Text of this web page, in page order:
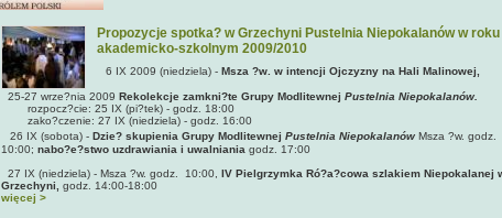
Propozycje spotka? w Grzechyni Pustelnia Niepokalanów w roku
akademicko-szkolnym 2009/2010
6 IX 2009 (niedziela) - Msza ?w. w intencji Ojczyzny na Hali Malinowej,
25-27 wrze?nia 2009 Rekolekcje zamkni?te Grupy Modlitewnej Pustelnia Niepokalanów.
rozpocz?cie: 25 IX (pi?tek) - godz. 18:00
zako?czenie: 27 IX (niedziela) - godz. 16:00
26 IX (sobota) - Dzie? skupienia Grupy Modlitewnej Pustelnia Niepokalanów Msza ?w. godz.
10:00; nabo?e?stwo uzdrawiania i uwalniania godz. 17:00
27 IX (niedziela) - Msza ?w. godz. 10:00, IV Pielgrzymka Ró?a?cowa szlakiem Niepokalanej
Grzechyni, godz. 14:00-18:00
więcej >